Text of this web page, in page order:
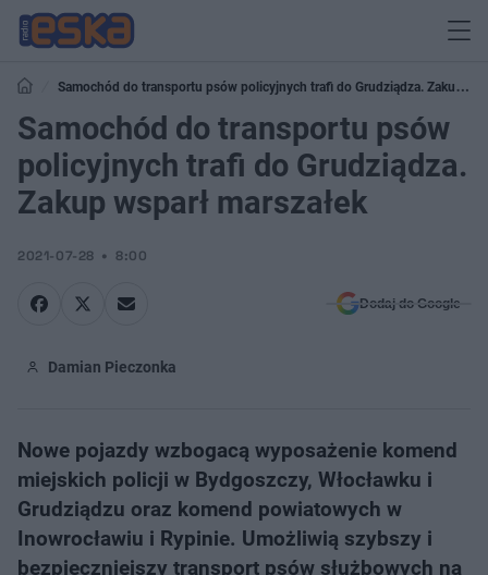
Samochód do transportu psów policyjnych trafi do Grudziądza. Zakup
wsparł marszałek
Samochód do transportu psów
policyjnych trafi do Grudziądza.
Zakup wsparł marszałek
2021-07-28 8:00
Dodaj do Google
Damian Pieczonka
Nowe pojazdy wzbogacą wyposażenie komend
miejskich policji w Bydgoszczy, Włocławku i
Grudziądzu oraz komend powiatowych w
Inowrocławiu i Rypinie. Umożliwią szybszy i
bezpieczniejszy transport psów służbowych na